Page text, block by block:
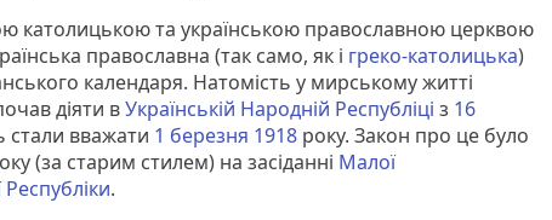
католицькою та українською православною церквою
православна (так само, як і греко-католицька)
календаря. Натомість у мирському житті
діяти вУкраїнській Народній Республіці з 16
стали вважати 1 березня 1918 року. Закон про це було
(за старим стилем) на засіданні Малої
.